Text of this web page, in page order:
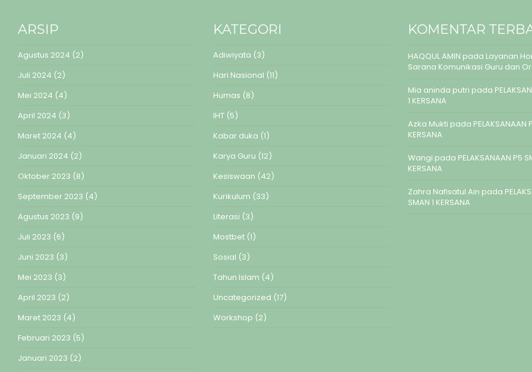
ARSIP
Agustus 2024 (2)
Juli 2024 (2)
Mei 2024 (4)
April 2024 (3)
Maret 2024 (4)
Januari 2024 (2)
Oktober 2023 (8)
September 2023 (4)
Agustus 2023 (9)
Juli 2023 (6)
Juni 2023 (3)
Mei 2023 (3)
April 2023 (2)
Maret 2023 (4)
Februari 2023 (5)
Januari 2023 (2)
KATEGORI
Adiwiyata (3)
Hari Nasional (11)
Humas (8)
IHT(5)
Kabar duka (1)
Karya Guru (12)
Kesiswaan (42)
Kurikulum (33)
Literasi (3)
Mostbet(1)
Sosial (3)
Tahun Islam (4)
Uncategorized (17)
Workshop (2)
KOMENTAR
HAQQUL AMIN pada Layanan
Sarana Komunikasi Guru dan
Mia aninda putri pada
1 KERSANA
Azka Mukti pada PELAKSANAAN
KERSANA
Wangi pada PELAKSANAAN P5
KERSANA
Zahra Nafisatul Ain pada
SMAN 1 KERSANA